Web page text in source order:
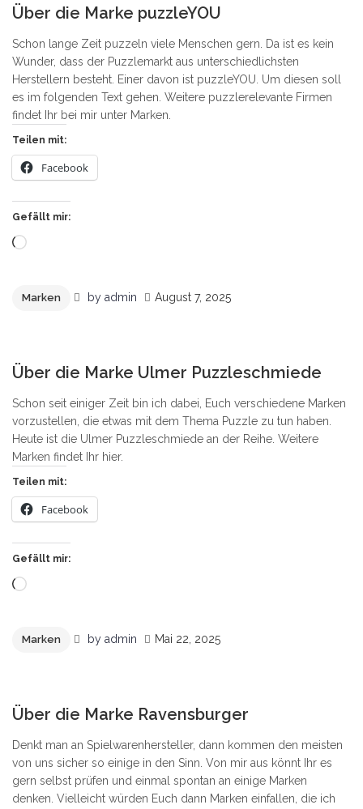
Über die Marke puzzleYOU
Schon lange Zeit puzzeln viele Menschen gern. Da ist es kein
Wunder, dass der Puzzlemarkt aus unterschiedlichsten
Herstellern besteht. Einer davon ist puzzleYOU. Um diesen soll
es im folgenden Text gehen. Weitere puzzlerelevante Firmen
findet Ihr bei mir unter Marken.
Teilen mit:
Facebook
Gefällt mir:
Wird
Marken by admin August 7, 2025
Über die Marke Ulmer Puzzleschmiede
Schon seit einiger Zeit bin ich dabei, Euch verschiedene Marken
vorzustellen, die etwas mit dem Thema Puzzle zu tun haben.
Heute ist die Ulmer Puzzleschmiede an der Reihe. Weitere
Marken findet Ihr hier.
Teilen mit:
Facebook
Gefällt mir:
Wird
Marken by admin Mai 22, 2025
Über die Marke Ravensburger
Denkt man an Spielwarenhersteller, dann kommen den meisten
von uns sicher so einige in den Sinn. Von mir aus könnt Ihr es
gern selbst prüfen und einmal spontan an einige Marken
denken. Vielleicht würden Euch dann Marken einfallen, die ich